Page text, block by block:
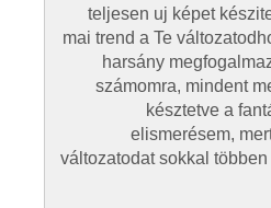
teljesen uj képet
mai trend a Te
harsány
számomra, mindent
késztetve a
elismerésem,
változatodat sokkal